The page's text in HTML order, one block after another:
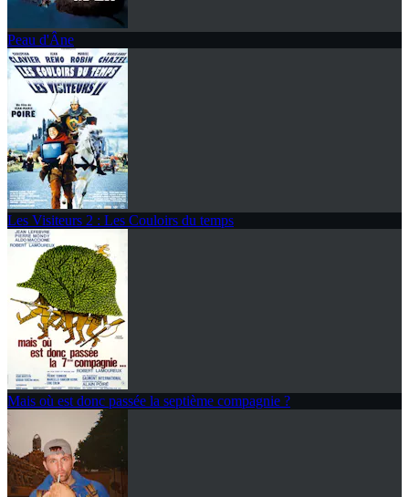
Peau d'Âne
Les Visiteurs 2 : Les Couloirs du temps
Mais où est donc passée la septième compagnie ?